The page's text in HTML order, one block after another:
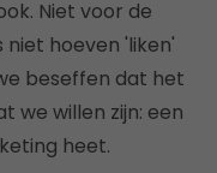
Niet voor de
niet hoeven 'liken'
beseffen dat het
we willen zijn: een
heet.